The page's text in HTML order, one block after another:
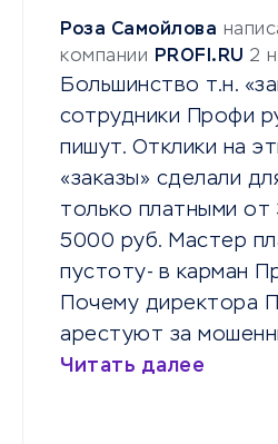
Роза Самойлова
компании PROFI.RU 2
Большинство т.н.
сотрудники Профи
пишут. Отклики на
«заказы» сделали
только платными
5000 руб. Мастер
пустоту- в карман
Почему директора
арестуют за
Читать далее